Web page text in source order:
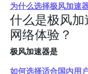
为什么选择极风加速
什么是极风
网络体验？
极风加速器是
如何选择适合国内用